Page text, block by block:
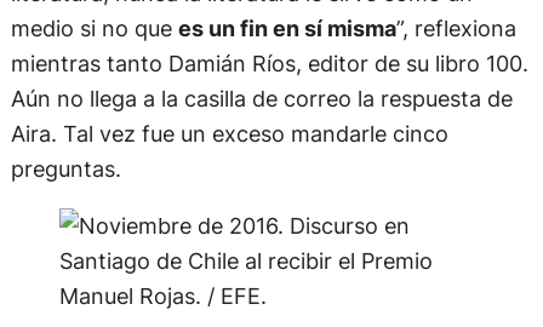
medio si no que es un fin en sí misma”, reflexiona
mientras tanto Damián Ríos, editor de su libro 100.
Aún no llega a la casilla de correo la respuesta de
Aira. Tal vez fue un exceso mandarle cinco
preguntas.